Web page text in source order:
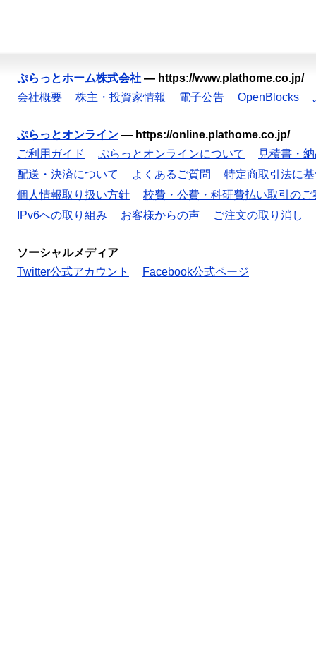
ぷらっとホーム株式会社 — https://www.plathome.co.jp/
会社概要
株主・投資家情報 電子公告 OpenBlocks
ぷらっとオンライン — https://online.plathome.co.jp/
ご利用ガイド
ぷらっとオンラインについて
見積書・
配送・決済について
よくあるご質問
特定商取引法に
個人情報取り扱い方針
校費・公費・科研費払い取引のご
IPv6への取り組み
お客様からの声 ご注文の取り消し
ソーシャルメディア
Twitter公式アカウント
Facebook公式ページ